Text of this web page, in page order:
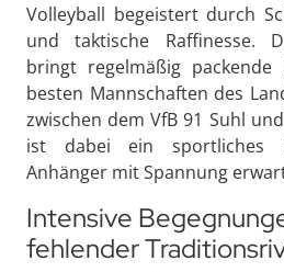
Volleyball begeistert durch
und taktische Raffinesse.
bringt regelmäßig packende
besten Mannschaften des
zwischen dem VfB 91 Suhl
ist dabei ein sportliches
Anhänger mit Spannung
Intensive
fehlender